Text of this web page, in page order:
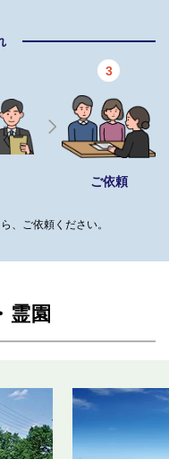
3
ご依頼
、ご依頼ください。
霊園